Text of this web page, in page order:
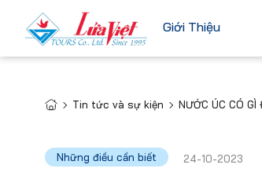
Giới Thiệu
Du Lịch Trong Nước
Tin tức và sự kiện NƯỚC ÚC CÓ GÌ
Những điều cần biết 24-10-2023